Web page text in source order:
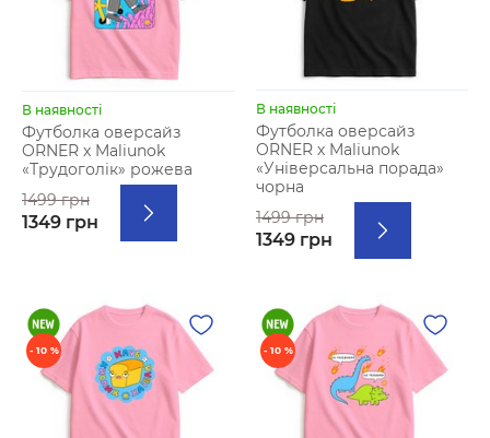
В наявності
Футболка оверсайз
ORNER х Maliunok
«Трудоголік» рожева
1499 грн
1349 грн
В наявності
Футболка оверсайз
ORNER х Maliunok
«Універсальна порада»
чорна
1499 грн
1349 грн
- 10 % - 10 %